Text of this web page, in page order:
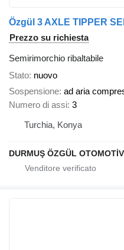
Özgül 3 AXLE TIPPER
Prezzo su richiesta
Semirimorchio ribaltabile
Stato nuovo
Sospensione ad aria
Numero di assi 3
Turchia, Konya